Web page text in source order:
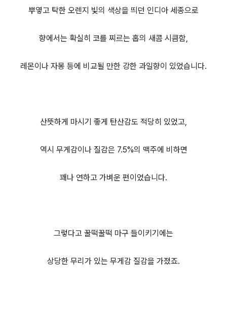
뿌옇고 탁한 오렌지 빛의 색상을 띄던 인디아 세종으로
향에서는 확실히 코를 찌르는 홉의 새콤 시큼함,
레몬이나 자몽 등에 비교될 만한 강한 과일향이 있었습니다.
산뜻하게 마시기 좋게 탄산감도 적당히 있었고,
역시 무게감이나 질감은 7.5%의 맥주에 비하면
꽤나 연하고 가벼운 편이었습니다.
그렇다고 꿀떡꿀떡 마구 들이키기에는
상당한 무리가 있는 무게감 질감을 가졌죠.